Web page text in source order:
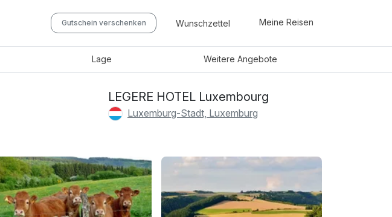
Gutschein verschenken Wunschzettel Meine Reisen
Lage WeitereAngebote
LEGERE HOTEL Luxembourg
Luxemburg-Stadt, Luxemburg